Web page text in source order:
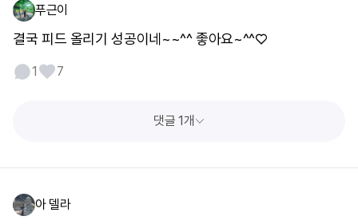
푸근이
결국 피드 올리기 성공이네~~^^ 좋아요~^^♡
1 7
댓글 1개
아 델라